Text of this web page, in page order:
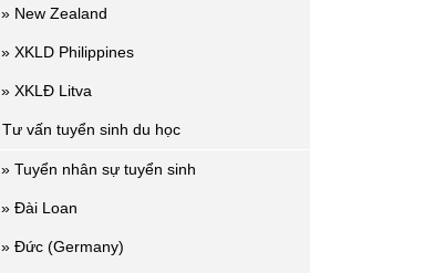
» New Zealand
» XKLD Philippines
» XKLĐ Litva
Tư vấn tuyển sinh du học
» Tuyển nhân sự tuyển sinh
» Đài Loan
» Đức (Germany)